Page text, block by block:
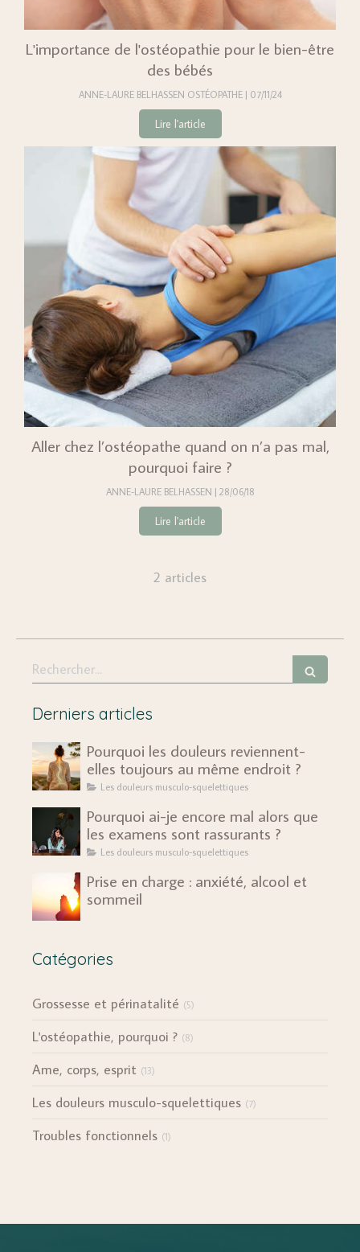
L'importance de l'ostéopathie pour le bien-être
des bébés
ANNE-LAURE BELHASSEN OSTÉOPATHE 07/11/24
Lire l'article
Aller chez l’ostéopathe quand on n’a pas mal,
pourquoi faire ?
ANNE-LAURE BELHASSEN 28/06/18
Lire l'article
2 articles
Rechercher
Derniers articles
Pourquoi les douleurs reviennent-
elles toujours au même endroit ?
Les douleurs musculo-squelettiques
Pourquoi ai-je encore mal alors que
les examens sont rassurants ?
Les douleurs musculo-squelettiques
Prise en charge : anxiété, alcool et
sommeil
Catégories
Grossesse et périnatalité (5)
L'ostéopathie, pourquoi ? (8)
Ame, corps, esprit (13)
Les douleurs musculo-squelettiques (7)
Troubles fonctionnels (1)